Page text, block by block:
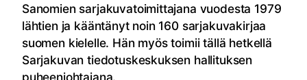
Sanomien sarjakuvatoimittajana vuodesta 1979
lähtien ja kääntänyt noin 160 sarjakuvakirjaa
suomen kielelle. Hän myös toimii tällä hetkellä
Sarjakuvan tiedotuskeskuksen hallituksen